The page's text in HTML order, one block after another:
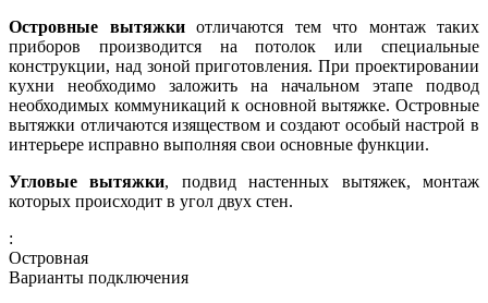
Островные вытяжкиотличаются тем что монтаж таких
приборов производится на потолок или специальные
конструкции, над зоной приготовления. При проектировании
кухни необходимо заложить на начальном этапе подвод
необходимых коммуникаций к основной вытяжке. Островные
вытяжки отличаются изяществом и создают особый настрой в
интерьере исправно выполняя свои основные функции.
Угловые вытяжки, подвид настенных вытяжек, монтаж
которых происходит в угол двух стен.
:
Островная
Варианты подключения